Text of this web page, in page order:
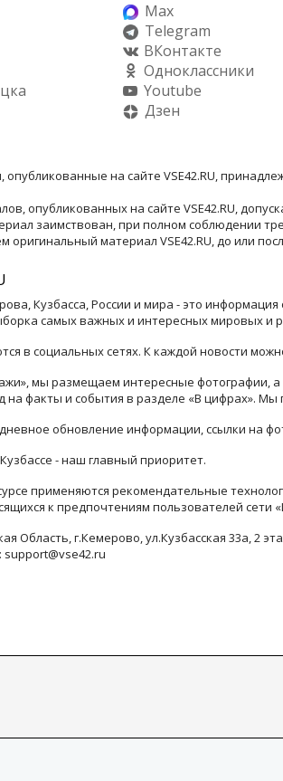
Max
Telegram
ВКонтакте
Одноклассники
Youtube
Дзен
на сайте VSE42.RU,
опубликованных на сайте VSE42.RU,
заимствован, при полном соблюдении
оригинальный материал VSE42.RU, до или
Кузбасса, России и мира - это
самых важных и интересных мировых и
в социальных сетях. К каждой новости
мы размещаем интересные фотографии,
на факты и события в разделе «В цифрах».
обновление информации, ссылки на
- наш главный приоритет.
применяются рекомендательные
к предпочтениям пользователей
Область, г.Кемерово, ул.Кузбасская 33а, 2